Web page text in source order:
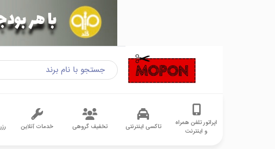
اپراتور تلفن همراه
و اینترنت
تاکسی اینترنتی تخفیف گروهی خدمات آنلاین